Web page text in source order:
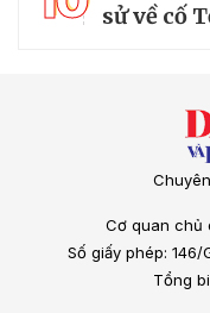
sử về cố
Cơ quan chủ
Số giấy phép: 146/
Tổng